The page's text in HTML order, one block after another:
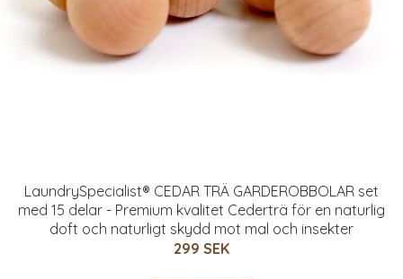
LaundrySpecialist® CEDAR TRÄ GARDEROBBOLAR set
med 15 delar - Premium kvalitet Cederträ för en naturlig
doft och naturligt skydd mot mal och insekter
299 SEK